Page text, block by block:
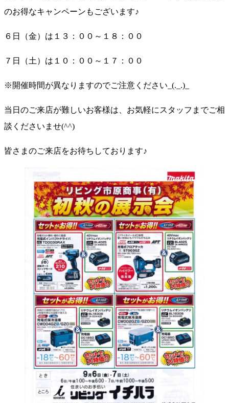
のお得なキャンペーンもございます♪
６日（金）は１３：００～１８：００
７日（土）は１０：００～１７：００
※開催時間が異なりますのでご注意ください_(._.)_
当日のご来店が難しいお客様は、お気軽にスタッフまでご相
談くださいませ(^^)
皆さまのご来店をお待ちしております♪